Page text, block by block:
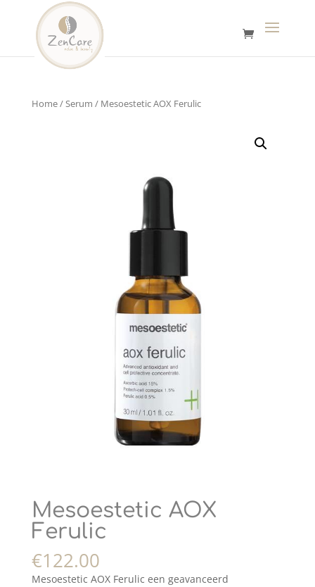
Home/Serum / Mesoestetic AOX Ferulic
Mesoestetic AOX
Ferulic
€122.00
Mesoestetic AOX Ferulic een geavanceerd